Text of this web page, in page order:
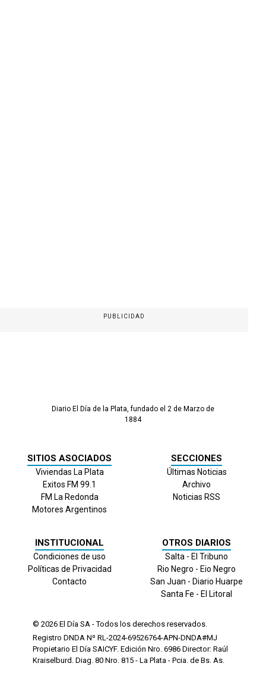
PUBLICIDAD
Diario El Día de la Plata, fundado el 2 de Marzo de
1884
SITIOS ASOCIADOS
Viviendas La Plata
Exitos FM 99.1
FM La Redonda
Motores Argentinos
SECCIONES
Últimas Noticias
Archivo
Noticias RSS
INSTITUCIONAL
Condiciones de uso
Políticas de Privacidad
Contacto
OTROS DIARIOS
Salta - El Tribuno
Rio Negro - Eio Negro
San Juan - Diario Huarpe
Santa Fe - El Litoral
© 2026 El Día SA - Todos los derechos reservados.
Registro DNDA Nº RL-2024-69526764-APN-DNDA#MJ
Propietario El Día SAICYF. Edición Nro. 6986 Director: Raúl
Kraiselburd. Diag. 80 Nro. 815 - La Plata - Pcia. de Bs. As.